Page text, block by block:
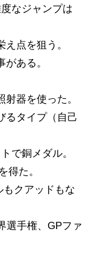
なジャンプは
点を狙う。
ある。
器を使った。
るタイプ（自己
で銅メダル。
得た。
クアッドもな
選手権、GPファ